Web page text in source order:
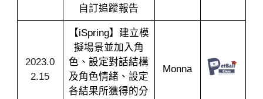
自訂追蹤報告
2023.0
2.15
【iSpring】建立模
擬場景並加入角
色、設定對話結構
及角色情緒、設定
各結果所獲得的分
Monna